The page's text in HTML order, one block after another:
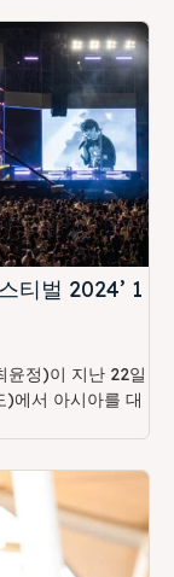
티벌 2024’ 1
윤정)이 지난 22일
)에서 아시아를 대